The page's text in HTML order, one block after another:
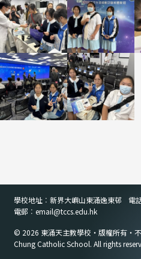
學校地址︰新界大嶼山東涌逸東邨 電
電郵︰email@tccs.edu.hk
© 2026 東涌天主教學校・版權所有・
Chung Catholic School. All rights